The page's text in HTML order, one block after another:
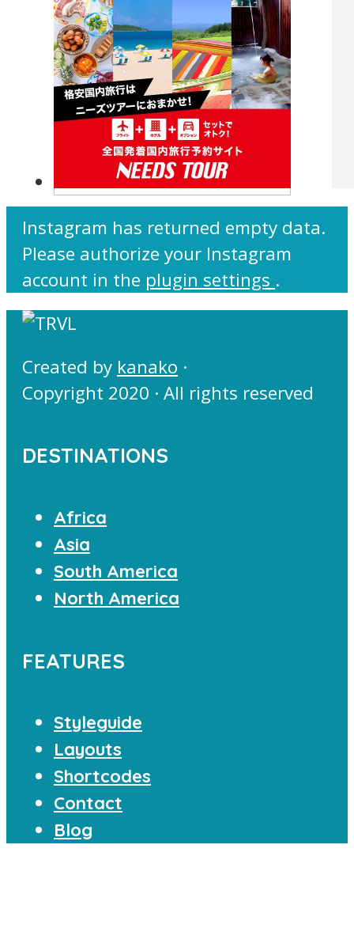
Instagram has returned empty data.
Please authorize your Instagram
account in the plugin settings .
Created by kanako ·
Copyright 2020 · All rights reserved
DESTINATIONS
Africa
Asia
South America
North America
FEATURES
Styleguide
Layouts
Shortcodes
Contact
Blog